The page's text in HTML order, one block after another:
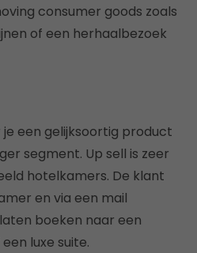
consumer goods zoals
of een herhaalbezoek
een gelijksoortig product
segment. Up sell is zeer
hotelkamers. De klant
en via een mail
boeken naar een
luxe suite.